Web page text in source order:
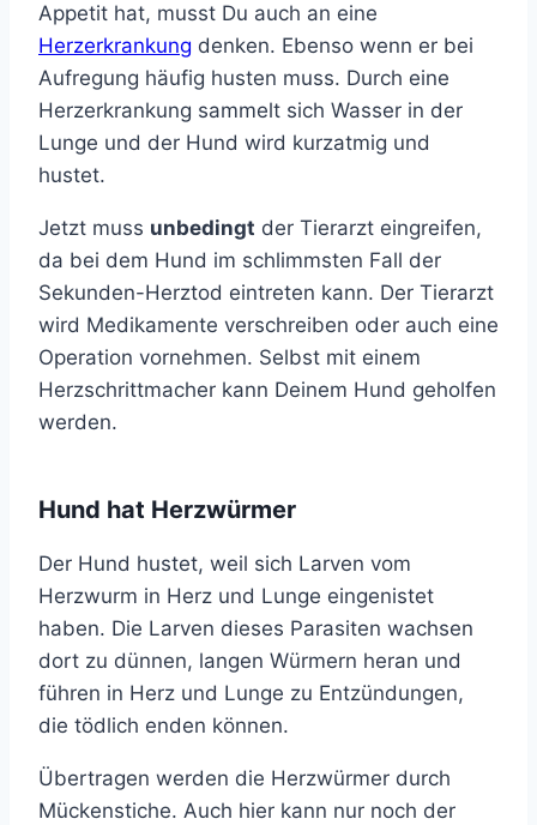
Appetit hat, musst Du auch an eine
Herzerkrankung denken. Ebenso wenn er bei
Aufregung häufig husten muss. Durch eine
Herzerkrankung sammelt sich Wasser in der
Lunge und der Hund wird kurzatmig und
hustet.
Jetzt muss unbedingt der Tierarzt eingreifen,
da bei dem Hund im schlimmsten Fall der
Sekunden-Herztod eintreten kann. Der Tierarzt
wird Medikamente verschreiben oder auch eine
Operation vornehmen. Selbst mit einem
Herzschrittmacher kann Deinem Hund geholfen
werden.
Hund hat Herzwürmer
Der Hund hustet, weil sich Larven vom
Herzwurm in Herz und Lunge eingenistet
haben. Die Larven dieses Parasiten wachsen
dort zu dünnen, langen Würmern heran und
führen in Herz und Lunge zu Entzündungen,
die tödlich enden können.
Übertragen werden die Herzwürmer durch
Mückenstiche. Auch hier kann nur noch der